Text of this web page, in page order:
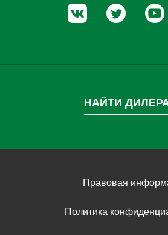
НАЙТИ
Правовая
Политика